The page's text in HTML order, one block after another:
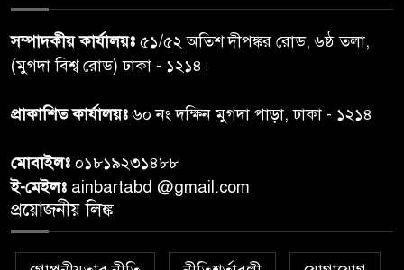
তদন্ত শেষ পর্যায়ে, দ্রুত চার্জশিট
৭
রাতের মধ্যে ঢাকাসহ ১০ অঞ্চলে
ঝড়বৃষ্টির পূর্বাভাস
৮
প্রধানমন্ত্রীর সঙ্গে দেখা করে স্বপ্নপূরণ
উপহার
৯
সম্পাদকীয় কার্যালয়ঃ ৫১/৫২ অতিশ দীপঙ্কর রোড, ৬ষ্ঠ তলা,
(মুগদা বিশ্ব রোড) ঢাকা - ১২১৪।
প্রাকাশিত কার্যালয়ঃ৬০ নং দক্ষিন মুগদা পাড়া, ঢাকা - ১২১৪
মোবাইলঃ ০১৮১৯২৩১৪৮৮
ই-মেইলঃ ainbartabd @gmail.com
প্রয়োজনীয় লিঙ্ক